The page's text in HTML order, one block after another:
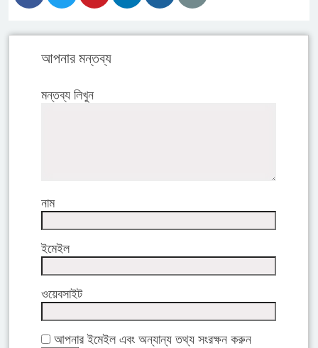
আপনার মন্তব্য
মন্তব্য লিখুন
নাম
ইমেইল
ওয়েবসাইট
আপনার ইমেইল এবং অন্যান্য তথ্য সংরক্ষন করুন